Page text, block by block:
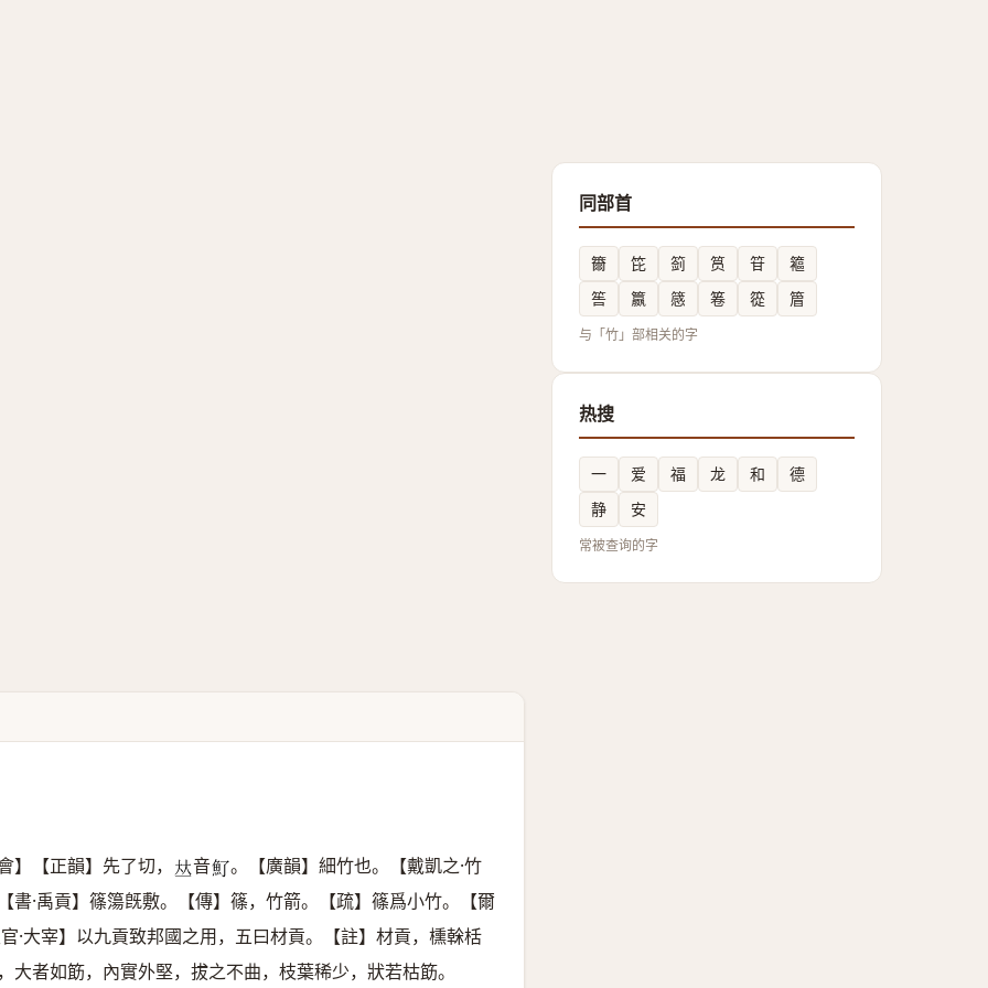
】【正韻】先了切， 𠀤音𩵌 。【廣韻】細竹也。【戴凱之·竹
書·禹貢】篠簜旣敷。【傳】篠，竹箭。【疏】篠爲小竹。【爾
·大宰】以九貢致邦國之用，五曰材貢。【註】材貢，櫄榦栝
大者如筯，內實外堅，拔之不曲，枝葉稀少，狀若枯筯。
同部首
籋 笓 䈩 筼 䇞
䉱
筶
籝 䉞 箞 篵 篃
与「竹」部相关的字
热搜
一 爱 福 龙 和
德
静
安
常被查询的字